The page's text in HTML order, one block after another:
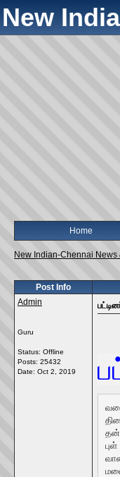
New
Home
New Indian-Chennai News
Post Info
Admin
Guru
Status: Offline
Posts: 25432
Date: Oct 2, 2019
தன்